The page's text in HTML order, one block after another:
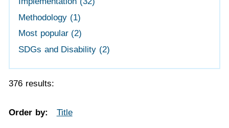
Methodology (1)
Most popular (2)
SDGs and Disability (2)
376 results:
Order by: Title